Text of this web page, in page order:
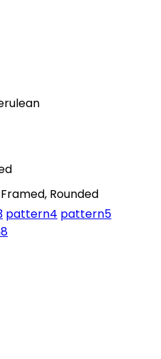
Rounded
pattern4 pattern5